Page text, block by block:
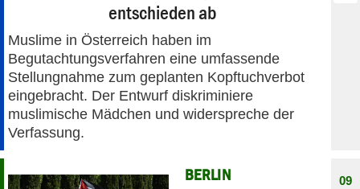
entschieden ab
Muslime in Österreich haben im
Begutachtungsverfahren eine umfassende
Stellungnahme zum geplanten Kopftuchverbot
eingebracht. Der Entwurf diskriminiere
muslimische Mädchen und widerspreche der
Verfassung.
BERLIN
09